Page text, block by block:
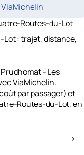
Routes-du-Lot
Lot : trajet, distance,
- Les
ViaMichelin.
par passager) et
Routes-du-Lot, en